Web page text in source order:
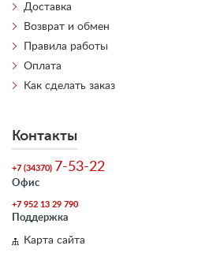
Доставка
Возврат и обмен
Правила работы
Оплата
Как сделать заказ
Контакты
+7 (34370) 7-53-22
Офис
+7 952 13 29 790
Поддержка
Карта сайта